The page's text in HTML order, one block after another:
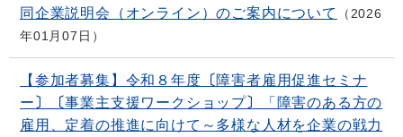
同企業説明会（オンライン）のご案内について
2026
年01月07日
【参加者募集】令和８年度〔障害者雇用促進セミナ
ー〕〔事業主支援ワークショップ〕「障害のある方の
雇用、定着の推進に向けて～多様な人材を企業の戦力